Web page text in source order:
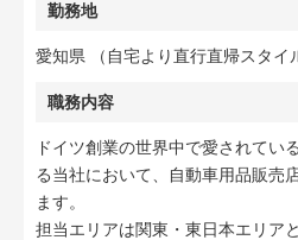
勤務地
愛知県 （自宅より直行直帰スタイ
職務内容
ドイツ創業の世界中で愛されてい
る当社において、自動車用品販売
ます。
担当エリアは関東・東日本エリア